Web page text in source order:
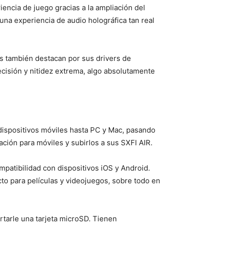
de juego gracias a la ampliación del
experiencia de audio holográfica tan real
también destacan por sus drivers de
y nitidez extrema, algo absolutamente
móviles hasta PC y Mac, pasando
para móviles y subirlos a sus SXFI AIR.
con dispositivos iOS y Android.
para películas y videojuegos, sobre todo en
una tarjeta microSD. Tienen